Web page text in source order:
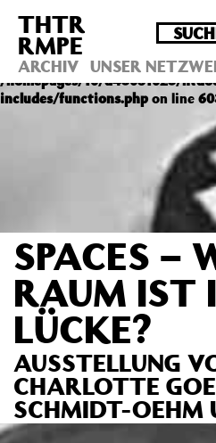
Deprecated : Die Funktion
Version 4.4.0 veraltet! Verwende
get_permalink(). in
/homepages/10/d43051023/
includes/functions.php on line
THTR
RMPE
ARCHIV UNSER
SPACES –
RAUM IST
LÜCKE?
AUSSTELLUNG
CHARLOTTE
SCHMIDT-OEHM